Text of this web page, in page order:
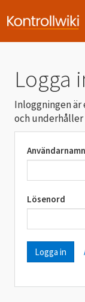
Logga
Inloggningen
och
Användarnamn
Lösenord